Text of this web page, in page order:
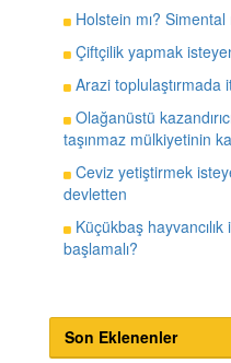
Holstein mı? Simental
Çiftçilik yapmak
Arazi toplulaştırmada
Olağanüstü
taşınmaz mülkiyetinin
Ceviz yetiştirmek
devletten
Küçükbaş
başlamalı?
Son Eklenenler